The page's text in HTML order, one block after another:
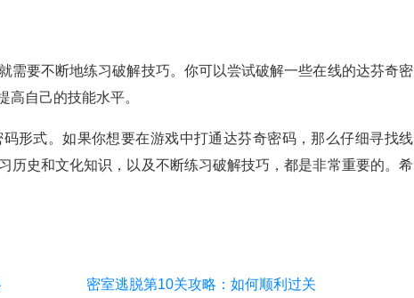
需要不断地练习破解技巧。你可以尝试破解一些在线的达芬奇密
高自己的技能水平。
形式。如果你想要在游戏中打通达芬奇密码，那么仔细寻找线
历史和文化知识，以及不断练习破解技巧，都是非常重要的。希
密室逃脱第10关攻略：如何顺利过关